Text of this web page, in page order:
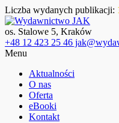
Liczba wydanych publikacji:
os. Stalowe 5, Kraków
+48 12 423 25 46
Menu
Aktualności
O nas
Oferta
eBooki
Kontakt